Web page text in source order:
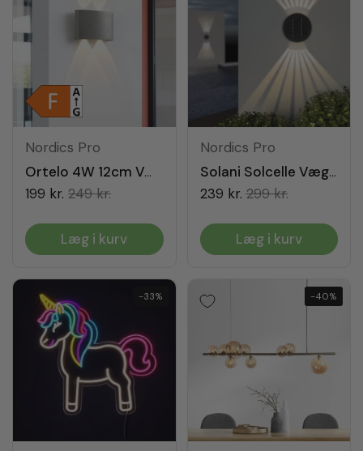
Nordics Pro
Ortelo 4W 12cm Væglampe Grå
199 kr. 249 kr.
Læg i kurv
Nordics Pro
Solani Solcelle Væglampe
239 kr. 299 kr.
Læg i kurv
-33% -40%